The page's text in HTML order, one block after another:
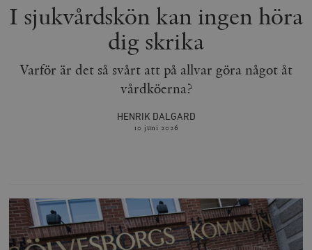
I sjukvårdskön kan ingen höra
dig skrika
Varför är det så svårt att på allvar göra något åt
vårdköerna?
HENRIK DALGARD
10 juni 2026